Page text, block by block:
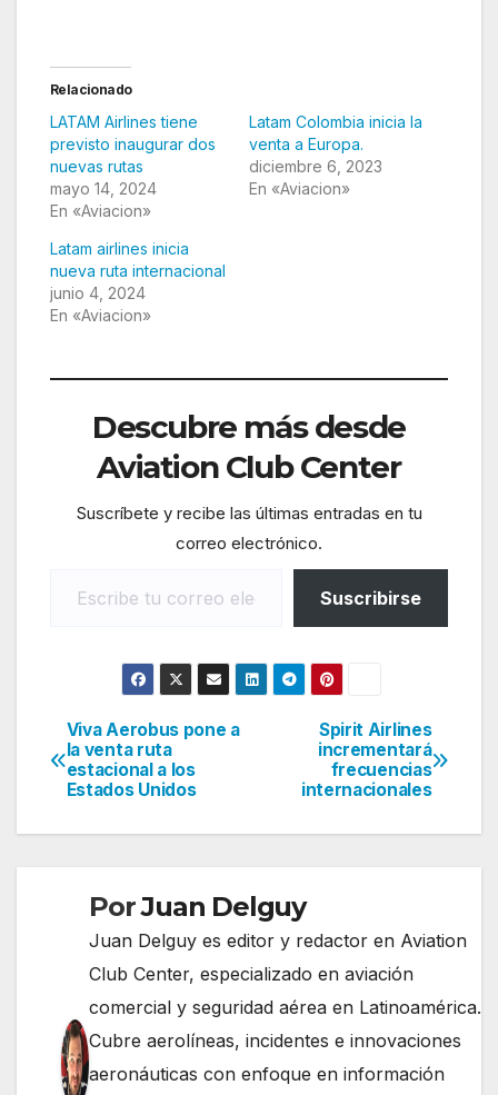
Relacionado
LATAM Airlines tiene
previsto inaugurar dos
nuevas rutas
mayo 14, 2024
En «Aviacion»
Latam Colombia inicia la
venta a Europa.
diciembre 6, 2023
En «Aviacion»
Latam airlines inicia
nueva ruta internacional
junio 4, 2024
En «Aviacion»
Descubre más desde
Aviation Club Center
Suscríbete y recibe las últimas entradas en tu
correo electrónico.
Suscribirse
Navegación
de
entradas
Spirit Airlines
incrementará
frecuencias
internacionales
Viva Aerobus pone a
la venta ruta
estacional a los
Estados Unidos
PorJuan Delguy
Juan Delguy es editor y redactor en Aviation
Club Center, especializado en aviación
comercial y seguridad aérea en Latinoamérica.
Cubre aerolíneas, incidentes e innovaciones
aeronáuticas con enfoque en información